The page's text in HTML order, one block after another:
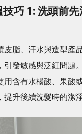
巧 1: 洗頭前先
皮脂、汗水與造型產
引發敏感與泛紅問題
用含有水楊酸、果酸
提升後續洗髮時的潔